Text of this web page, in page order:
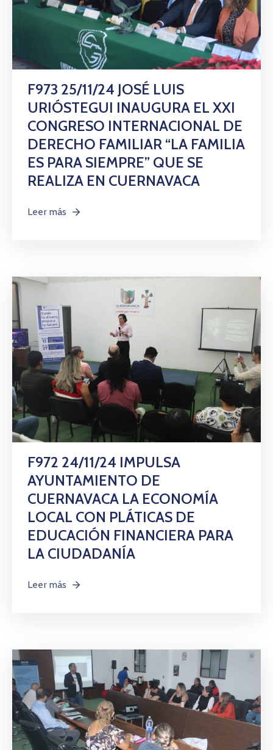
F973 25/11/24 JOSÉ LUIS
URIÓSTEGUI INAUGURA EL XXI
CONGRESO INTERNACIONAL DE
DERECHO FAMILIAR “LA FAMILIA
ES PARA SIEMPRE” QUE SE
REALIZA EN CUERNAVACA
Leer más
F972 24/11/24 IMPULSA
AYUNTAMIENTO DE
CUERNAVACA LA ECONOMÍA
LOCAL CON PLÁTICAS DE
EDUCACIÓN FINANCIERA PARA
LA CIUDADANÍA
Leer más